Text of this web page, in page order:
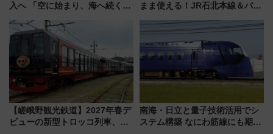
入へ 「空に始まり、海へ続く」
神秘的なデザイン
まま使える！JR石北本線＆バス
ーパス」でおトクに道東観光
（8/3発売）
【嵯峨野観光鉄道】2027年春デ
ビューの新型トロッコ列車、い
南海・日立と量子技術活用でシ
ステム構築 なにわ筋線にも期待